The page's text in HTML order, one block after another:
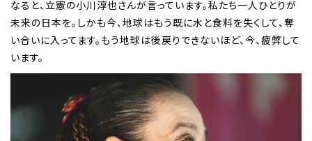
なると、立憲の小川淳也さんが言っています。私たち一人ひとりが
未来の日本を。しかも今、地球はもう既に水と食料を失くして、奪
い合いに入ってます。もう地球は後戻りできないほど、今、疲弊して
います。